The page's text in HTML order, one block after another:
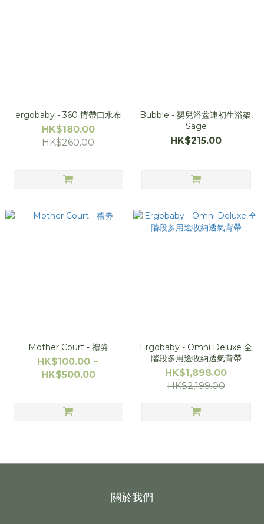
ergobaby - 360 揹帶口水布
HK$180.00
HK$260.00
Bubble - 嬰兒浴盆連初生浴架,
Sage
HK$215.00
Mother Court - 禮劵
HK$100.00 ~
HK$500.00
Ergobaby - Omni Deluxe 全
階段多用途收納透氣背帶
HK$1,898.00
HK$2,199.00
關於我們